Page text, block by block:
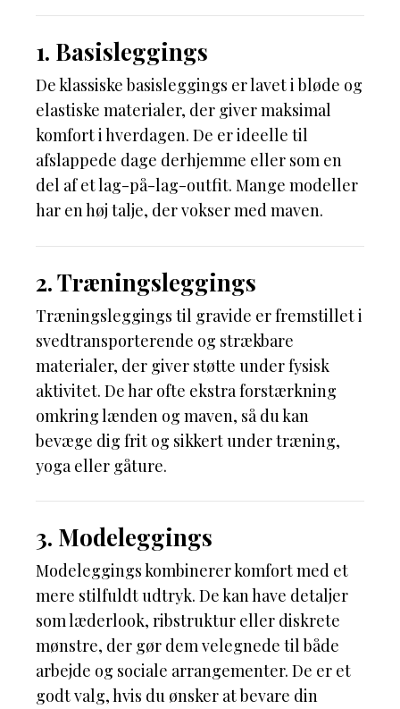
1. Basisleggings
De klassiske basisleggings er lavet i bløde og
elastiske materialer, der giver maksimal
komfort i hverdagen. De er ideelle til
afslappede dage derhjemme eller som en
del af et lag-på-lag-outfit. Mange modeller
har en høj talje, der vokser med maven.
2. Træningsleggings
Træningsleggings til gravide er fremstillet i
svedtransporterende og strækbare
materialer, der giver støtte under fysisk
aktivitet. De har ofte ekstra forstærkning
omkring lænden og maven, så du kan
bevæge dig frit og sikkert under træning,
yoga eller gåture.
3. Modeleggings
Modeleggings kombinerer komfort med et
mere stilfuldt udtryk. De kan have detaljer
som læderlook, ribstruktur eller diskrete
mønstre, der gør dem velegnede til både
arbejde og sociale arrangementer. De er et
godt valg, hvis du ønsker at bevare din